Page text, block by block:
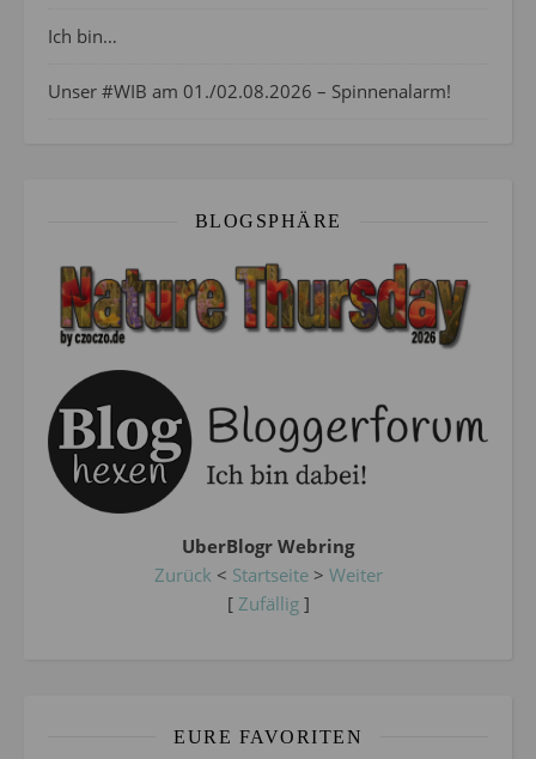
Ich bin…
Unser #WIB am 01./02.08.2026 – Spinnenalarm!
BLOGSPHÄRE
UberBlogr Webring
Zurück < Startseite> Weiter
[ Zufällig]
EURE FAVORITEN